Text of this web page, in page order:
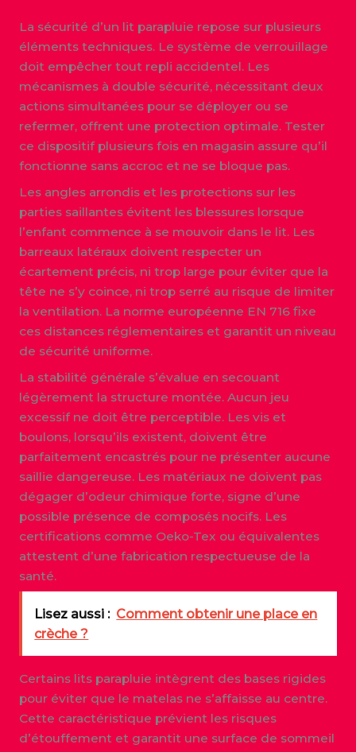
La sécurité d’un lit parapluie repose sur plusieurs
éléments techniques. Le système de verrouillage
doit empêcher tout repli accidentel. Les
mécanismes à double sécurité, nécessitant deux
actions simultanées pour se déployer ou se
refermer, offrent une protection optimale. Tester
ce dispositif plusieurs fois en magasin assure qu’il
fonctionne sans accroc et ne se bloque pas.
Les angles arrondis et les protections sur les
parties saillantes évitent les blessures lorsque
l’enfant commence à se mouvoir dans le lit. Les
barreaux latéraux doivent respecter un
écartement précis, ni trop large pour éviter que la
tête ne s’y coince, ni trop serré au risque de limiter
la ventilation. La norme européenne EN 716 fixe
ces distances réglementaires et garantit un niveau
de sécurité uniforme.
La stabilité générale s’évalue en secouant
légèrement la structure montée. Aucun jeu
excessif ne doit être perceptible. Les vis et
boulons, lorsqu’ils existent, doivent être
parfaitement encastrés pour ne présenter aucune
saillie dangereuse. Les matériaux ne doivent pas
dégager d’odeur chimique forte, signe d’une
possible présence de composés nocifs. Les
certifications comme Oeko-Tex ou équivalentes
attestent d’une fabrication respectueuse de la
santé.
Lisez aussi : Comment obtenir une place en
crèche ?
Certains lits parapluie intègrent des bases rigides
pour éviter que le matelas ne s’affaisse au centre.
Cette caractéristique prévient les risques
d’étouffement et garantit une surface de sommeil